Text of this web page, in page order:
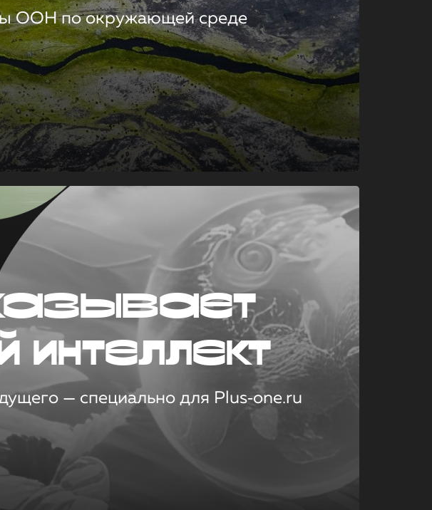
ООН по окружающей среде
интеллект
— специально для Plus‑one.ru